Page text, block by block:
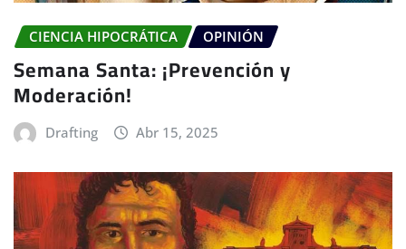
CIENCIA HIPOCRÁTICA OPINIÓN
Semana Santa: ¡Prevención y
Moderación!
Drafting Abr 15, 2025